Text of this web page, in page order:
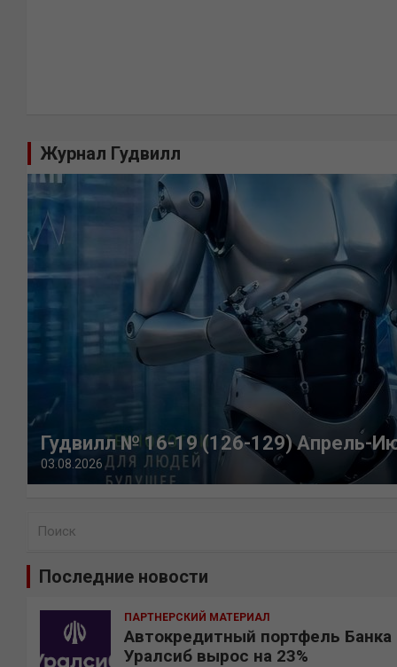
Журнал Гудвилл
Гудвилл № 16-19 (126-129) Апрель-
03.08.2026
Последние новости
ПАРТНЕРСКИЙ МАТЕРИАЛ
Автокредитный портфель Банка
Уралсиб вырос на 23%